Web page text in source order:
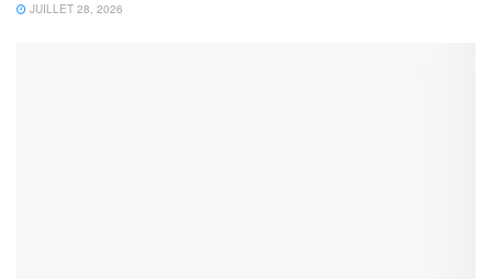
JUILLET 28, 2026